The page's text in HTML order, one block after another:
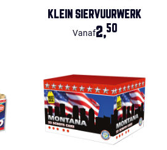
KLEIN SIERVUURWERK
Vanaf2,50